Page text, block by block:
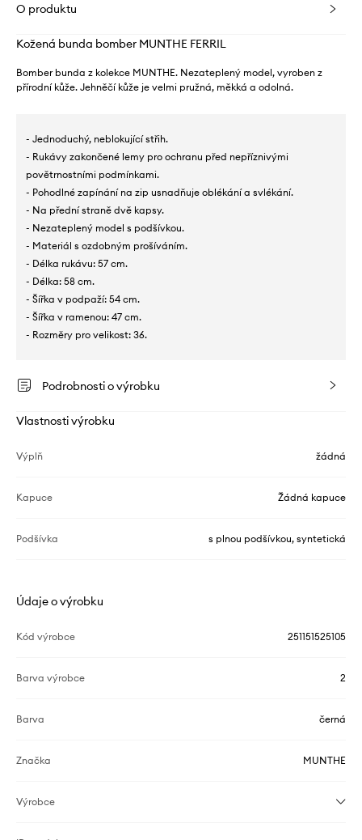
O produktu
Kožená bunda bomber MUNTHE FERRIL
Bomber bunda z kolekce MUNTHE. Nezateplený model, vyroben z
přírodní kůže. Jehněčí kůže je velmi pružná, měkká a odolná.
- Jednoduchý, neblokující střih.
- Rukávy zakončené lemy pro ochranu před nepříznivými
povětrnostními podmínkami.
- Pohodlné zapínání na zip usnadňuje oblékání a svlékání.
- Na přední straně dvě kapsy.
- Nezateplený model s podšívkou.
- Materiál s ozdobným prošíváním.
- Délka rukávu: 57 cm.
- Délka: 58 cm.
- Šířka v podpaží: 54 cm.
- Šířka v ramenou: 47 cm.
- Rozměry pro velikost: 36.
Podrobnosti o výrobku
Vlastnosti výrobku
Výplň žádná
Kapuce Žádná kapuce
Podšívka s plnou podšívkou, syntetická
Údaje o výrobku
Kód výrobce 251151525105
Barva výrobce 2
Barva černá
Značka MUNTHE
Výrobce